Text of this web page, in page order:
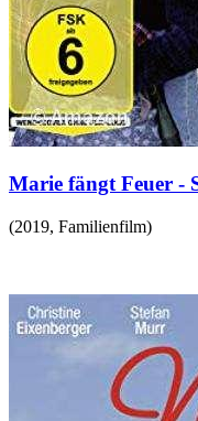
Marie fängt Feuer -
(2019, Familienfilm)